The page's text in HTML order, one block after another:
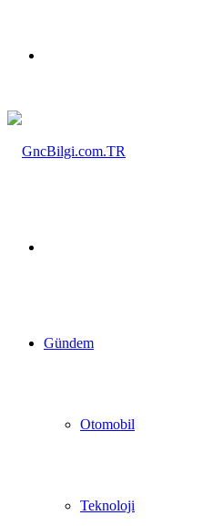
Gündem
Otomobil
Teknoloji